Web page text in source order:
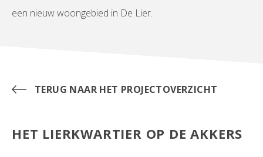
een nieuw woongebied in De Lier.
TERUG NAAR HET PROJECTOVERZICHT
HET LIERKWARTIER OP DE AKKERS